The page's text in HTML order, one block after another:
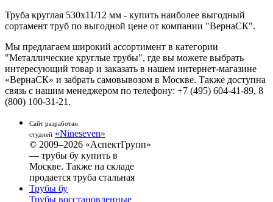
Труба круглая 530х11/12 мм - купить наиболее выгодный
сортамент труб по выгодной цене от компании "ВернаСК".
Мы предлагаем широкий ассортимент в категории
"Металлические круглые трубы", где вы можете выбрать
интересующий товар и заказать в нашем интернет-магазине
«ВернаСК» и забрать самовывозом в Москве. Также доступна
связь с нашим менеджером по телефону: +7 (495) 604-41-89, 8
(800) 100-31-21.
Сайт разработан
студией «Nineseven»
© 2009–2026 «АспектГрупп»
— трубы бу купить в
Москве. Также на складе
продается труба стальная
Трубы бу
Трубы восстановленные